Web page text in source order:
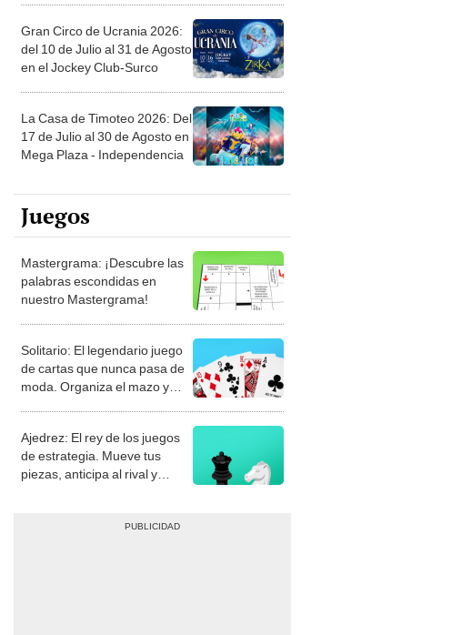
Gran Circo de Ucrania 2026:
del 10 de Julio al 31 de Agosto
en el Jockey Club-Surco
La Casa de Timoteo 2026: Del
17 de Julio al 30 de Agosto en
Mega Plaza - Independencia
Juegos
Mastergrama: ¡Descubre las
palabras escondidas en
nuestro Mastergrama!
Solitario: El legendario juego
de cartas que nunca pasa de
moda. Organiza el mazo y
Ajedrez: El rey de los juegos
de estrategia. Mueve tus
piezas, anticipa al rival y